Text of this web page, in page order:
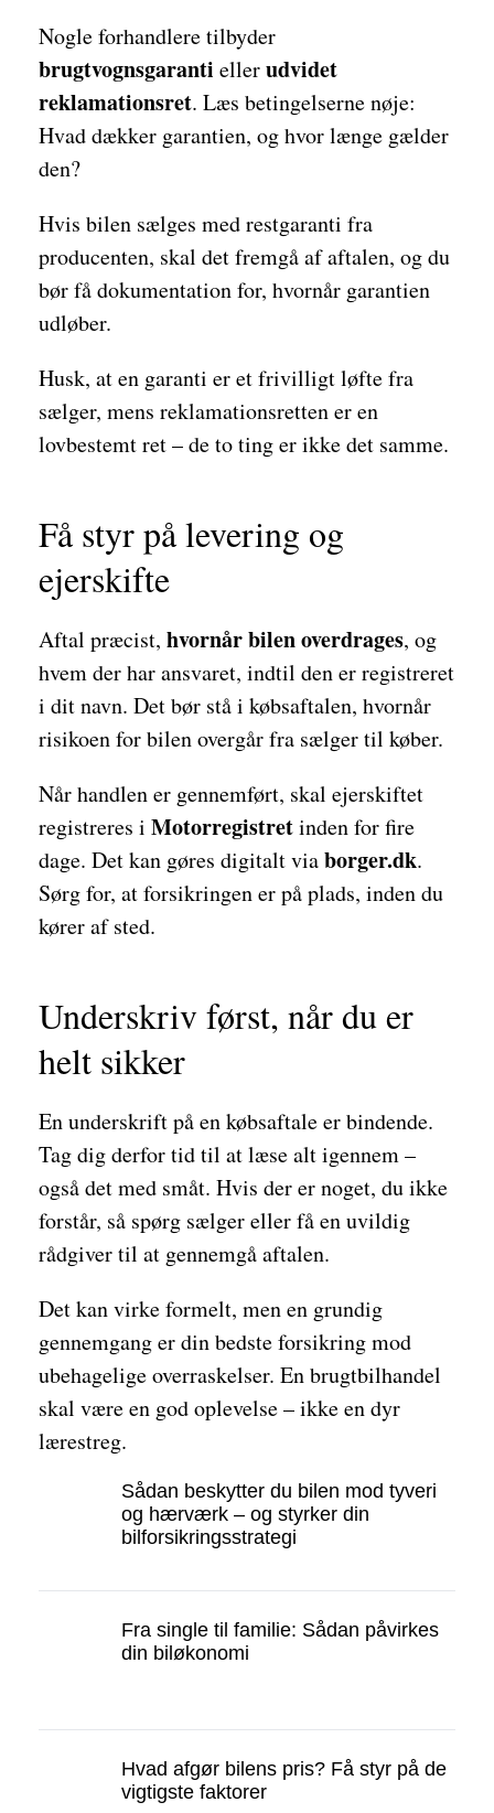
Nogle forhandlere tilbyder
brugtvognsgaranti ellerudvidet
reklamationsret. Læs betingelserne nøje:
Hvad dækker garantien, og hvor længe gælder
den?
Hvis bilen sælges med restgaranti fra
producenten, skal det fremgå af aftalen, og du
bør få dokumentation for, hvornår garantien
udløber.
Husk, at en garanti er et frivilligt løfte fra
sælger, mens reklamationsretten er en
lovbestemt ret – de to ting er ikke det samme.
Få styr på levering og
ejerskifte
Aftal præcist, hvornår bilen overdrages, og
hvem der har ansvaret, indtil den er registreret
i dit navn. Det bør stå i købsaftalen, hvornår
risikoen for bilen overgår fra sælger til køber.
Når handlen er gennemført, skal ejerskiftet
registreres i Motorregistretinden for fire
dage. Det kan gøres digitalt viaborger.dk.
Sørg for, at forsikringen er på plads, inden du
kører af sted.
Underskriv først, når du er
helt sikker
En underskrift på en købsaftale er bindende.
Tag dig derfor tid til at læse alt igennem –
også det med småt. Hvis der er noget, du ikke
forstår, så spørg sælger eller få en uvildig
rådgiver til at gennemgå aftalen.
Det kan virke formelt, men en grundig
gennemgang er din bedste forsikring mod
ubehagelige overraskelser. En brugtbilhandel
skal være en god oplevelse – ikke en dyr
lærestreg.
Sådan beskytter du bilen mod tyveri
og hærværk – og styrker din
bilforsikringsstrategi
Fra single til familie: Sådan påvirkes
din biløkonomi
Hvad afgør bilens pris? Få styr på de
vigtigste faktorer